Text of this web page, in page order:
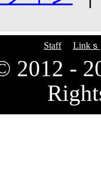
Staff Linkｓ
2012 -